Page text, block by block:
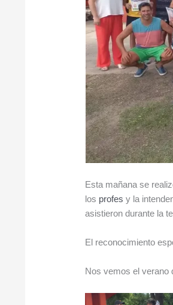
Esta mañana se
los profes y la
asistieron durante la
El reconocimiento
Nos vemos el verano